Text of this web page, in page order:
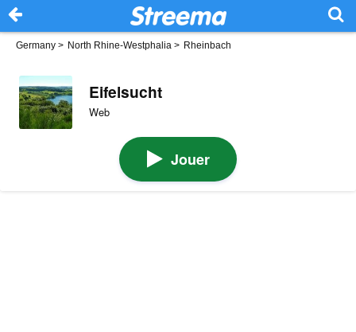
Germany > North Rhine-Westphalia > Rheinbach
Eifelsucht
Web
Jouer